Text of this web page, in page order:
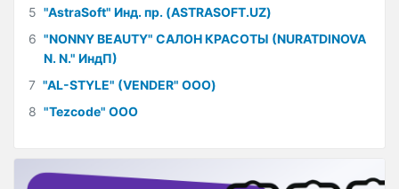
5 "AstraSoft" Инд. пр. (ASTRASOFT.UZ)
6 "NONNY BEAUTY" САЛОН КРАСОТЫ (NURATDINOVA
N. N." ИндП)
7 "AL-STYLE" (VENDER" ООО)
8 "Tezcode" ООО